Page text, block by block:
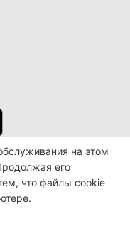
Разработано в make shop
на этом
его
что файлы cookie